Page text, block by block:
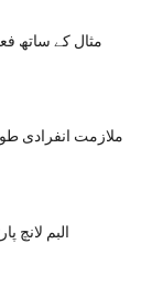
مثال کے ساتھ
ملازمت انفرادی
البم لانچ